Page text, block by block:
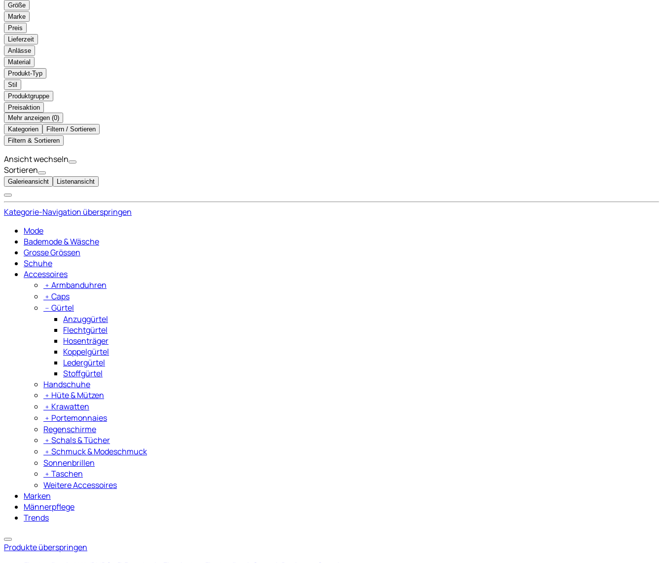
Größe
Marke
Preis
Lieferzeit
Anlässe
Material
Produkt-Typ
Stil
Produktgruppe
Preisaktion
Mehr anzeigen ( )
Kategorien
Filtern / Sortieren
Filtern & Sortieren
Ansicht wechseln
Sortieren
Galerieansicht Listenansicht
Kategorie-Navigation überspringen
Mode
Bademode & Wäsche
Grosse Grössen
Schuhe
Accessoires
﹢ Armbanduhren
﹢ Caps
﹣ Gürtel
Anzuggürtel
Flechtgürtel
Hosenträger
Koppelgürtel
Ledergürtel
Stoffgürtel
Handschuhe
﹢ Hüte & Mützen
﹢ Krawatten
﹢ Portemonnaies
Regenschirme
﹢ Schals & Tücher
﹢ Schmuck & Modeschmuck
Sonnenbrillen
﹢ Taschen
Weitere Accessoires
Marken
Männerpflege
Trends
Produkte überspringen